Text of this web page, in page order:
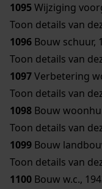
1095Wijziging
Toon details van
1096 Bouw schuur,
Toon details van
1097Verbetering
Toon details van
1098 Bouw
Toon details van
1099 Bouw
Toon details van
1100 Bouw w.c.,